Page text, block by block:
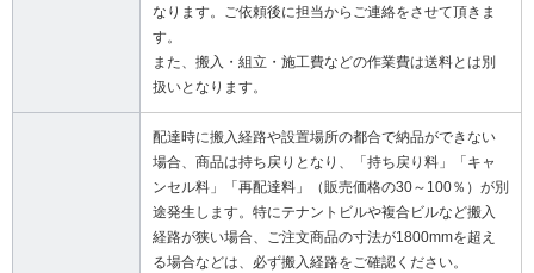
なります。ご依頼後に担当からご連絡をさせて頂きま
す。
また、搬入・組立・施工費などの作業費は送料とは別
扱いとなります。
配達時に搬入経路や設置場所の都合で納品ができない
場合、商品は持ち戻りとなり、「持ち戻り料」「キャ
ンセル料」「再配達料」（販売価格の30～100％）が別
途発生します。特にテナントビルや複合ビルなど搬入
経路が狭い場合、ご注文商品の寸法が1800mmを超え
る場合などは、必ず搬入経路をご確認ください。